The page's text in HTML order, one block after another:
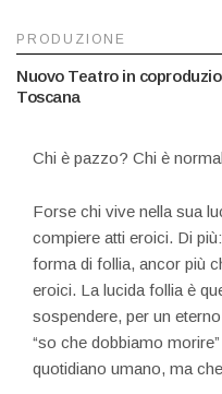
PRODUZIONE
Nuovo Teatro in
Toscana
Chi è pazzo? Chi è
Forse chi vive nella sua
compiere atti eroici. Di
forma di follia, ancor più
eroici. La lucida follia è
sospendere, per un
“so che dobbiamo
quotidiano umano, ma